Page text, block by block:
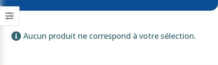
Aucun produit ne correspond à votre sélection.